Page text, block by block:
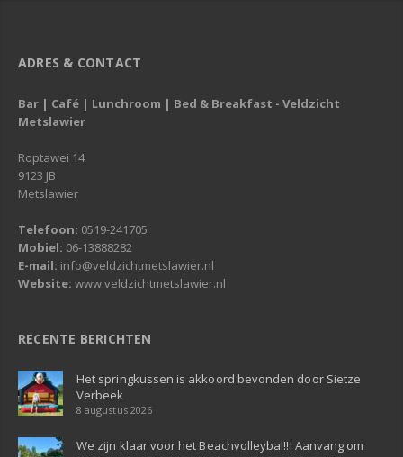
ADRES & CONTACT
Bar | Café | Lunchroom | Bed & Breakfast - Veldzicht
Metslawier
Roptawei 14
9123 JB
Metslawier
Telefoon: 0519-241705
Mobiel: 06-13888282
E-mail: info@veldzichtmetslawier.nl
Website: www.veldzichtmetslawier.nl
RECENTE BERICHTEN
Het springkussen is akkoord bevonden door Sietze
Verbeek
8 augustus 2026
We zijn klaar voor het Beachvolleybal!!! Aanvang om